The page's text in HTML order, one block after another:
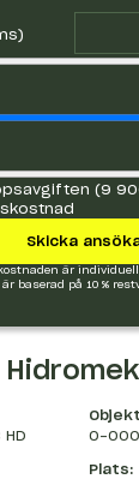
(9
Skicka
är
baserad på 10 %
O-
Plats: